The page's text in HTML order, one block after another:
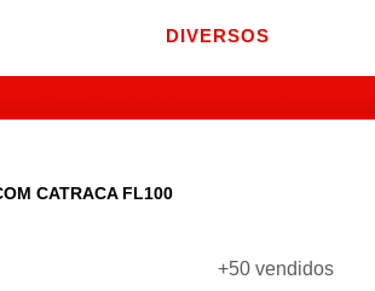
DIVERSOS
CATRACA FL100
+50 vendidos